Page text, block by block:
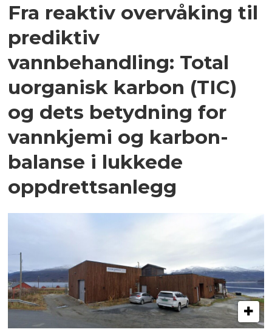
Fra reaktiv overvåking til
prediktiv
vannbehandling: Total
uorganisk karbon (TIC)
og dets betydning for
vannkjemi og karbon­
balanse i lukkede
oppdrettsanlegg